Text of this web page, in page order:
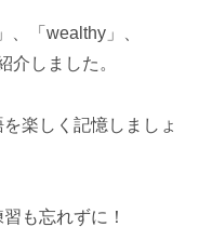
、「wealthy」、
介しました。
楽しく記憶しましょ
も忘れずに！